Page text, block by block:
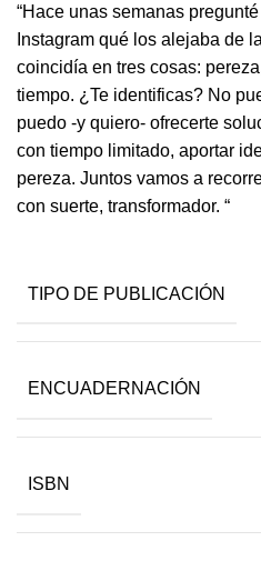
“Hace unas semanas
Instagram qué los alejaba de
coincidía en tres cosas:
tiempo. ¿Te identificas? No
puedo -y quiero- ofrecerte
con tiempo limitado, aportar
pereza. Juntos vamos a
con suerte, transformador. “
TIPO DE PUBLICACIÓN
ENCUADERNACIÓN
ISBN